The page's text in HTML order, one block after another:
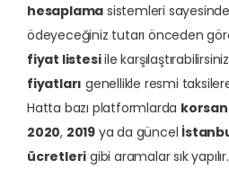
hesaplama sistemleri
ödeyeceğiniz tutarı önceden
fiyat listesiile
fiyatları genellikle resmi
Hatta bazı platformlarda
2020, 2019 ya da güncel
ücretleri gibi aramalar sık yapılır.